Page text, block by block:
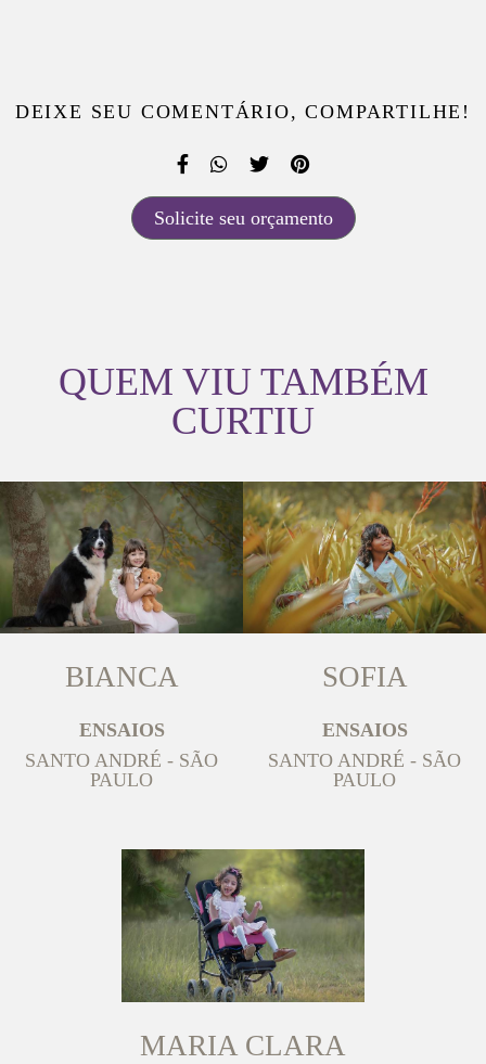
DEIXE SEU COMENTÁRIO, COMPARTILHE!
Solicite seu orçamento
QUEM VIU TAMBÉM
CURTIU
BIANCA
ENSAIOS
SANTO ANDRÉ - SÃO
PAULO
SOFIA
ENSAIOS
SANTO ANDRÉ - SÃO
PAULO
MARIA CLARA